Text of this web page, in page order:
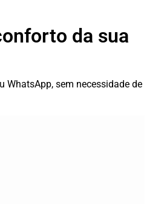
da sua
WhatsApp, sem necessidade de